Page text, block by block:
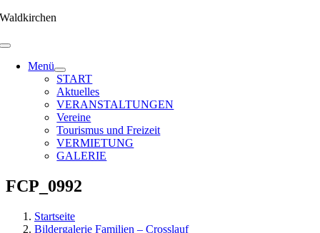
Zum
springen
Waldkirchen
Menü
START
Aktuelles
VERANSTALTUNGEN
Vereine
Tourismus und Freizeit
VERMIETUNG
GALERIE
FCP_0992
Startseite
Bildergalerie Familien – Crosslauf